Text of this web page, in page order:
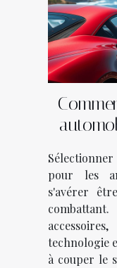
pour les
s'avérer
technologie
à couper le